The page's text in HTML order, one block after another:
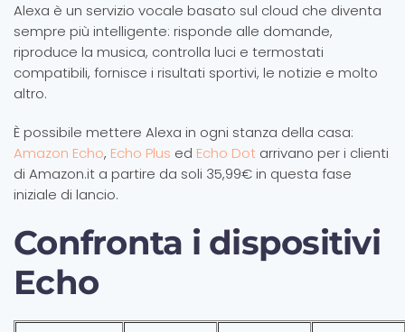
Alexa è un servizio vocale basato sul cloud che diventa
sempre più intelligente: risponde alle domande,
riproduce la musica, controlla luci e termostati
compatibili, fornisce i risultati sportivi, le notizie e molto
altro.
È possibile mettere Alexa in ogni stanza della casa:
Amazon Echo, Echo Plus ed Echo Dot arrivano per i clienti
di Amazon.it a partire da soli 35,99€ in questa fase
iniziale di lancio.
Confronta i dispositivi
Echo